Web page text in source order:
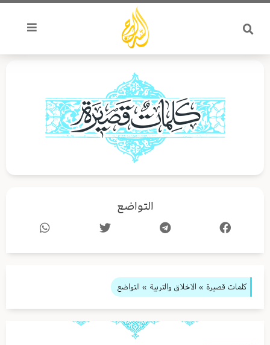
تخطي
المحتوى
التواضع
كلمات قصيرة » الاخلاق والتربية » التواضع